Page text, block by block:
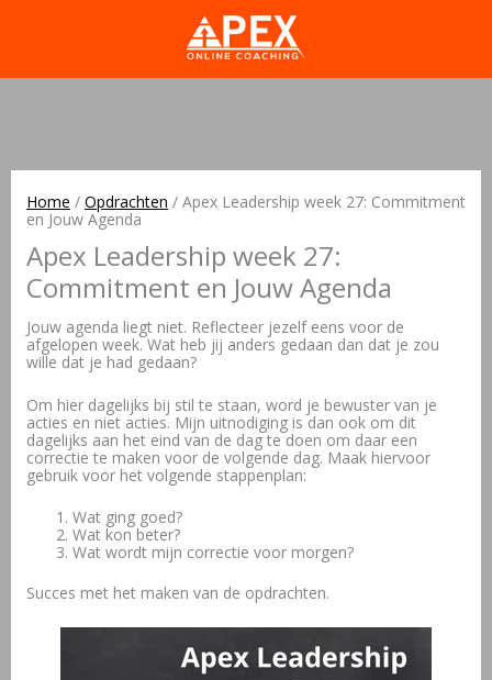
Home / Opdrachten / Apex Leadership week 27: Commitment
en Jouw Agenda
Apex Leadership week 27:
Commitment en Jouw Agenda
Jouw agenda liegt niet. Reflecteer jezelf eens voor de
afgelopen week. Wat heb jij anders gedaan dan dat je zou
wille dat je had gedaan?
Om hier dagelijks bij stil te staan, word je bewuster van je
acties en niet acties. Mijn uitnodiging is dan ook om dit
dagelijks aan het eind van de dag te doen om daar een
correctie te maken voor de volgende dag. Maak hiervoor
gebruik voor het volgende stappenplan:
Wat ging goed?
Wat kon beter?
Wat wordt mijn correctie voor morgen?
Succes met het maken van de opdrachten.